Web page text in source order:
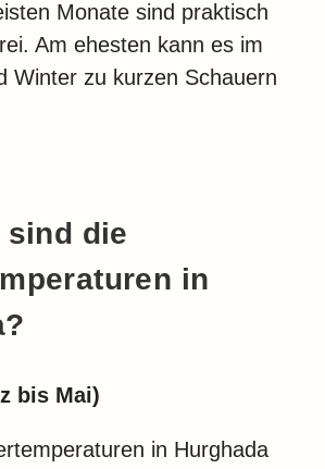
Monate sind praktisch
Am ehesten kann es im
Winter zu kurzen Schauern
sind die
in
bis Mai)
in Hurghada